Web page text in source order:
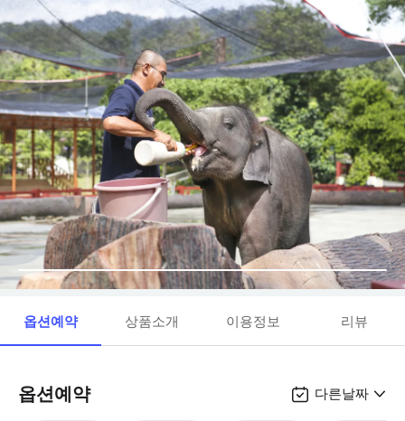
옵션예약 상품소개 이용정보 리뷰
옵션예약 다른날짜